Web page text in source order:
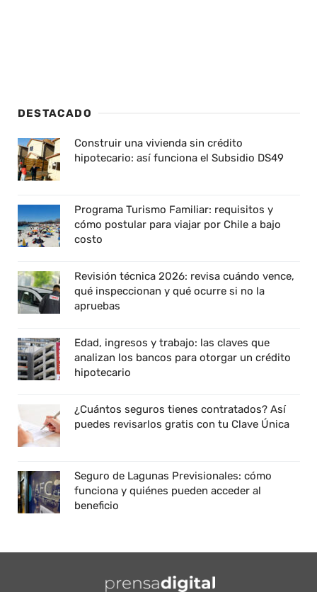
DESTACADO
Construir una vivienda sin crédito
hipotecario: así funciona el Subsidio DS49
Programa Turismo Familiar: requisitos y
cómo postular para viajar por Chile a bajo
costo
Revisión técnica 2026: revisa cuándo vence,
qué inspeccionan y qué ocurre si no la
apruebas
Edad, ingresos y trabajo: las claves que
analizan los bancos para otorgar un crédito
hipotecario
¿Cuántos seguros tienes contratados? Así
puedes revisarlos gratis con tu Clave Única
Seguro de Lagunas Previsionales: cómo
funciona y quiénes pueden acceder al
beneficio